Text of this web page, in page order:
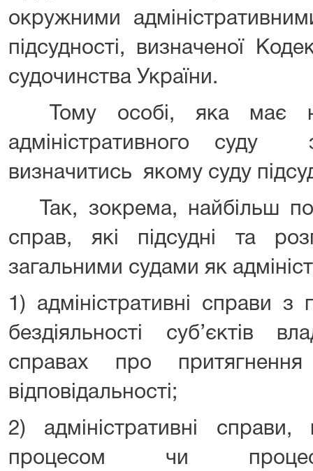
окружними
підсудності, визначеної
судочинства України.
Тому особі, яка має
адміністративного
визначитись якому суду
Так, зокрема, найбільш
справ, які підсудні та
загальними судами як
1) адміністративні справи
бездіяльності суб’єктів
справах про притягнення
відповідальності;
2) адміністративні
процесом чи